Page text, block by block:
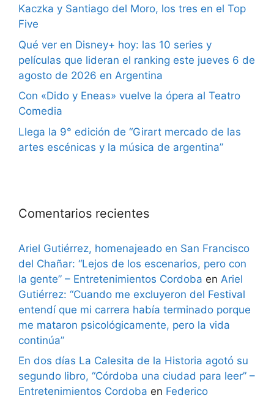
Kaczka y Santiago del Moro, los tres en el Top
Five
Qué ver en Disney+ hoy: las 10 series y
películas que lideran el ranking este jueves 6 de
agosto de 2026 en Argentina
Con «Dido y Eneas» vuelve la ópera al Teatro
Comedia
Llega la 9° edición de “Girart mercado de las
artes escénicas y la música de argentina”
Comentarios recientes
Ariel Gutiérrez, homenajeado en San Francisco
del Chañar: “Lejos de los escenarios, pero con
la gente” – Entretenimientos Cordoba en Ariel
Gutiérrez: “Cuando me excluyeron del Festival
entendí que mi carrera había terminado porque
me mataron psicológicamente, pero la vida
continúa”
En dos días La Calesita de la Historia agotó su
segundo libro, “Córdoba una ciudad para leer” –
Entretenimientos Cordoba en Federico